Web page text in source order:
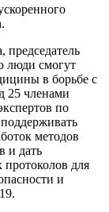
председатель
люди смогут
в борьбе с
25 членами
по
методов
и дать
для
и